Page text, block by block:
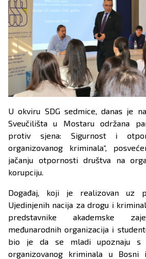
U okviru SDG sedmice, danas je
Sveučilišta u Mostaru održana
protiv sjena: Sigurnost i
organizovanog kriminala“,
jačanju otpornosti društva na
korupciju.
Događaj, koji je realizovan uz
Ujedinjenih nacija za drogu i
predstavnike akademske
međunarodnih organizacija i
bio je da se mladi upoznaju s
organizovanog kriminala u